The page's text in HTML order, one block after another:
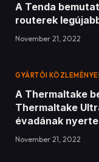
A Tenda
routerek
November 21, 2022
GYÁRTÓI
A Thermaltake
Thermaltake
évadának
November 21, 2022